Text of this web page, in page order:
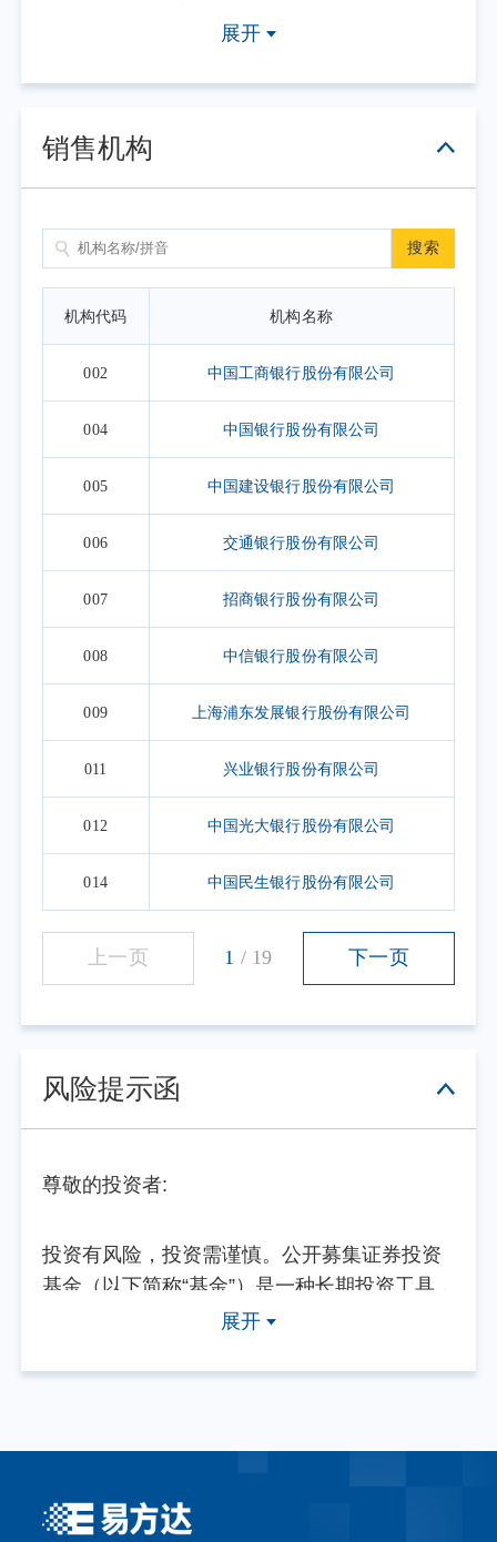
因其他原因暂停申/赎等业务或有其他交易状态限制的，可点
2. 上表默认展示一个自然月的开放日安排，如需要查询本基
间区间。
展开
销售机构
搜索
机构代码 机构名称
002 中国工商银行股份有限公司
004 中国银行股份有限公司
005 中国建设银行股份有限公司
006 交通银行股份有限公司
007 招商银行股份有限公司
008 中信银行股份有限公司
009 上海浦东发展银行股份有限公司
011 兴业银行股份有限公司
012 中国光大银行股份有限公司
014 中国民生银行股份有限公司
上一页 1 / 19 下一页
风险提示函
尊敬的投资者:
投资有风险，投资需谨慎。公开募集证券投资
基金（以下简称“基金”）是一种长期投资工具，
其主要功能是分散投资，降低投资单一证券所
提供固定收益预期的金融工具，当您购买基金
展开